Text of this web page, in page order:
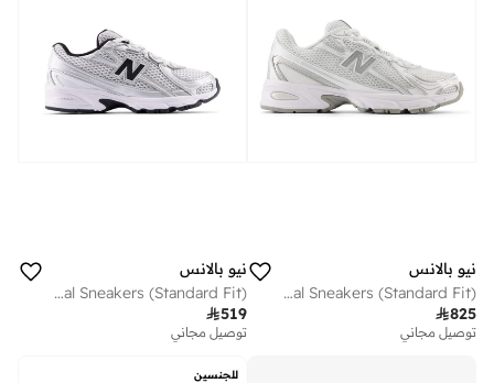
نيو بالانس
Unisex 740 casual Sneakers (Standard Fit)
825
توصيل مجاني
نيو بالانس
Kids 740 Bungee Lace casual Sneakers (Standard Fit)
519
توصيل مجاني
للجنسين